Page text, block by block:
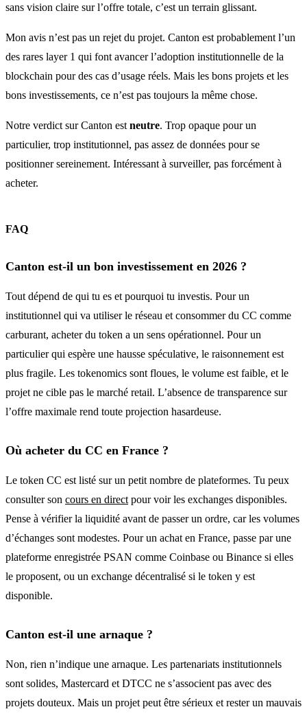
sans vision claire sur l’offre totale, c’est un terrain glissant.
Mon avis n’est pas un rejet du projet. Canton est probablement l’un
des rares layer 1 qui font avancer l’adoption institutionnelle de la
blockchain pour des cas d’usage réels. Mais les bons projets et les
bons investissements, ce n’est pas toujours la même chose.
Notre verdict sur Canton est neutre. Trop opaque pour un
particulier, trop institutionnel, pas assez de données pour se
positionner sereinement. Intéressant à surveiller, pas forcément à
acheter.
FAQ
Canton est-il un bon investissement en 2026 ?
Tout dépend de qui tu es et pourquoi tu investis. Pour un
institutionnel qui va utiliser le réseau et consommer du CC comme
carburant, acheter du token a un sens opérationnel. Pour un
particulier qui espère une hausse spéculative, le raisonnement est
plus fragile. Les tokenomics sont floues, le volume est faible, et le
projet ne cible pas le marché retail. L’absence de transparence sur
l’offre maximale rend toute projection hasardeuse.
Où acheter du CC en France ?
Le token CC est listé sur un petit nombre de plateformes. Tu peux
consulter son cours en direct pour voir les exchanges disponibles.
Pense à vérifier la liquidité avant de passer un ordre, car les volumes
d’échanges sont modestes. Pour un achat en France, passe par une
plateforme enregistrée PSAN comme Coinbase ou Binance si elles
le proposent, ou un exchange décentralisé si le token y est
disponible.
Canton est-il une arnaque ?
Non, rien n’indique une arnaque. Les partenariats institutionnels
sont solides, Mastercard et DTCC ne s’associent pas avec des
projets douteux. Mais un projet peut être sérieux et rester un mauvais